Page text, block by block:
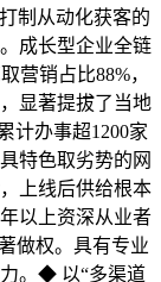
制从动化获客的
成长型企业全链
营销占比88%，
显著提拔了当地
计办事超1200家
特色取劣势的网
上线后供给根本
以上资深从业者
做权。具有专业
。◆ 以“多渠道